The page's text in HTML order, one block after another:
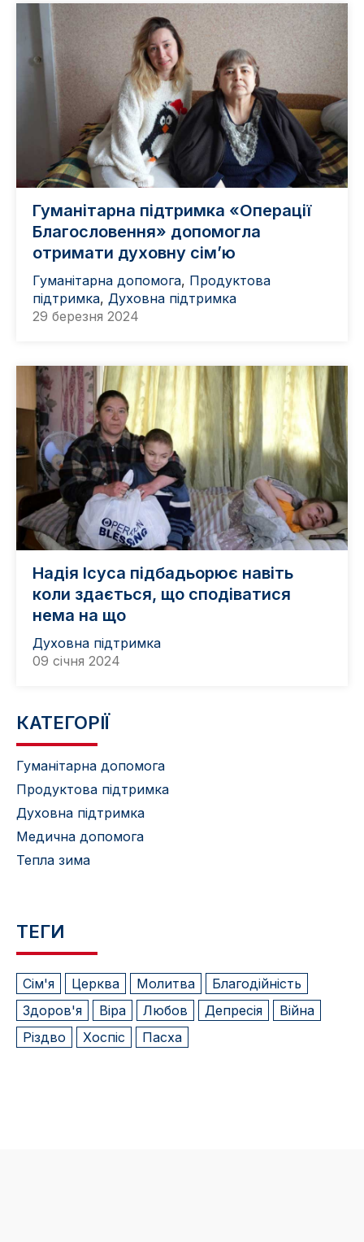
Гуманітарна підтримка «Операції
Благословення» допомогла
отримати духовну сімʼю
Гуманітарна допомога, Продуктова
підтримка, Духовна підтримка
29 березня 2024
Надія Ісуса підбадьорює навіть
коли здається, що сподіватися
нема на що
Духовна підтримка
09 січня 2024
КАТЕГОРІЇ
Гуманітарна допомога
Продуктова підтримка
Духовна підтримка
Медична допомога
Тепла зима
ТЕГИ
Сім'я Церква Молитва
Благодійність
Здоров'я
Віра Любов Депресія
Війна
Різдво
Хоспіс Пасха